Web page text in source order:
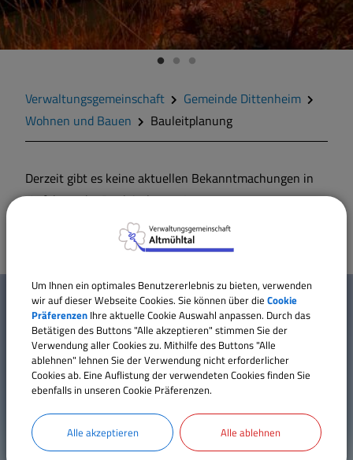
Kontakt
Zahlen und Daten
Geschichte
Gemeindeteile
Mitteilungsblatt
Wohnen und Bauen
Bildung und Soziales
Vereine und Gruppen
Verwaltungsgemeinschaft
Gemeinde Dittenheim
Wohnen und Bauen
Bauleitplanung
Derzeit gibt es keine aktuellen Bekanntmachungen in
Verfahren der Bauleitplanung!
W
c
h
t
Mehr entdecken
Kontakt
Inhaltsverzeichnis
Impressum
Erklärung zur Barrierefreiheit
Cookie Einstellungen
Um Ihnen ein optimales Benutzererlebnis zu bieten, verwenden
wir auf dieser Webseite Cookies. Sie können über die Cookie
Präferenzen Ihre aktuelle Cookie Auswahl anpassen. Durch das
Betätigen des Buttons "Alle akzeptieren" stimmen Sie der
Verwendung aller Cookies zu. Mithilfe des Buttons "Alle
ablehnen" lehnen Sie der Verwendung nicht erforderlicher
Cookies ab. Eine Auflistung der verwendeten Cookies finden Sie
ebenfalls in unseren Cookie Präferenzen.
Alle akzeptieren Alle ablehnen